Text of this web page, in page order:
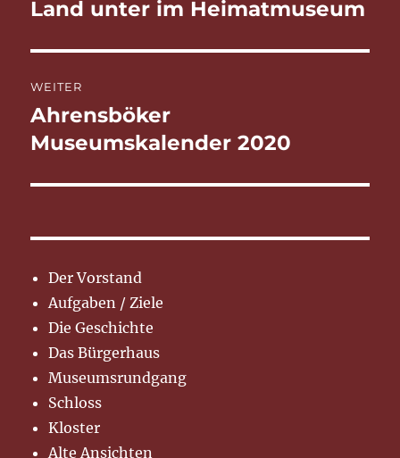
Vorheriger
Land unter im Heimatmuseum
WEITER
Nächster
Beitrag:
Ahrensböker
Museumskalender 2020
Der Vorstand
Aufgaben / Ziele
Die Geschichte
Das Bürgerhaus
Museumsrundgang
Schloss
Kloster
Alte Ansichten